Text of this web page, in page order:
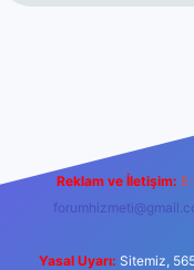
Reklam ve İletişim:
Yasal Uyarı: Sitemiz,